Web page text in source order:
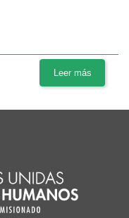
Leer más